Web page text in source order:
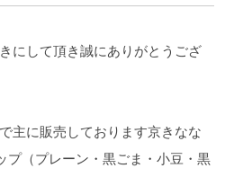
にして頂き誠にありがとうござ
主に販売しております京きなな
プ（プレーン・黒ごま・小豆・黒